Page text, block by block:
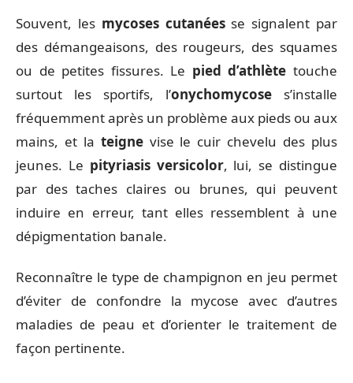
Souvent, les mycoses cutanéesse signalent par
des démangeaisons, des rougeurs, des squames
ou de petites fissures. Le pied d’athlète touche
surtout les sportifs, l’onychomycose s’installe
fréquemment après un problème aux pieds ou aux
mains, et la teignevise le cuir chevelu des plus
jeunes. Le pityriasis versicolor, lui, se distingue
par des taches claires ou brunes, qui peuvent
induire en erreur, tant elles ressemblent à une
dépigmentation banale.
Reconnaître le type de champignon en jeu permet
d’éviter de confondre la mycose avec d’autres
maladies de peau et d’orienter le traitement de
façon pertinente.